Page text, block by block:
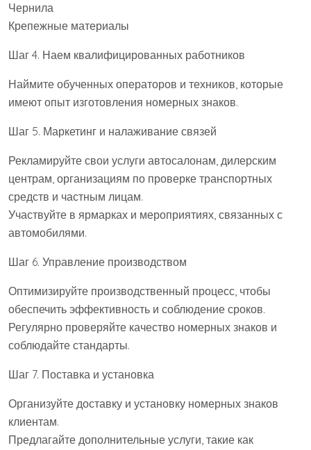
Чернила
Крепежные материалы
Шаг 4. Наем квалифицированных работников
Наймите обученных операторов и техников, которые
имеют опыт изготовления номерных знаков.
Шаг 5. Маркетинг и налаживание связей
Рекламируйте свои услуги автосалонам, дилерским
центрам, организациям по проверке транспортных
средств и частным лицам.
Участвуйте в ярмарках и мероприятиях, связанных с
автомобилями.
Шаг 6. Управление производством
Оптимизируйте производственный процесс, чтобы
обеспечить эффективность и соблюдение сроков.
Регулярно проверяйте качество номерных знаков и
соблюдайте стандарты.
Шаг 7. Поставка и установка
Организуйте доставку и установку номерных знаков
клиентам.
Предлагайте дополнительные услуги, такие как